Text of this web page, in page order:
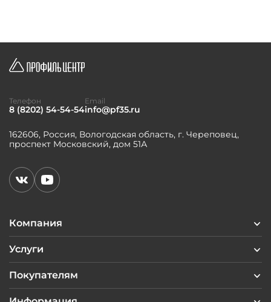
Компания
Услуги
Покупателям
162606, Россия, Вологодская область, г. Череповец,
проспект Московский, дом 51А
Телефон
8 (8202) 54-54-54
Email
info@pf35.ru